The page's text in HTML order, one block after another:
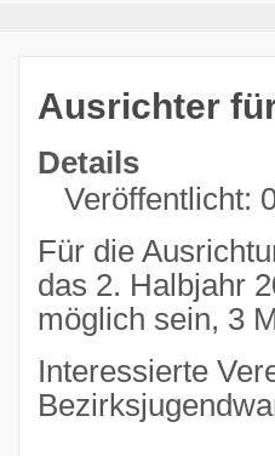
Ausrichter
Details
Veröffentlicht:
Für die
das 2. Halbjahr
möglich sein, 3
Interessierte